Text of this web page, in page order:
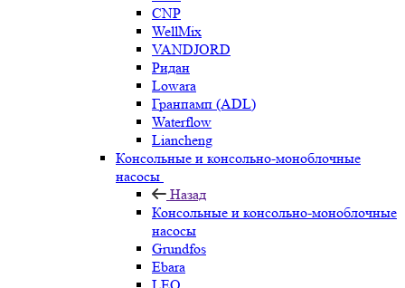
CNP
WellMix
VANDJORD
Ридан
Lowara
Гранпамп (ADL)
Waterflow
Liancheng
Консольные и консольно-моноблочные
насосы
Назад
Консольные и консольно-моноблочные
насосы
Grundfos
Ebara